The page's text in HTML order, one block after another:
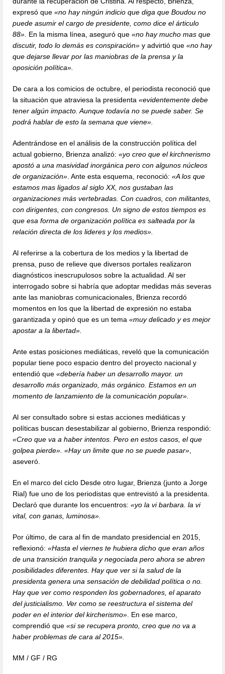
expresó que«no hay ningún indicio que diga que Boudou no
puede asumir el cargo de presidente, como dice el árticulo
88» . En la misma línea, aseguró que «no hay mucho mas que
discutir, todo lo demás es conspiración» y advirtió que «no hay
que dejarse llevar por las maniobras de la prensa y la
oposición política».
De cara a los comicios de octubre, el periodista reconoció que
la situación que atraviesa la presidenta«evidentemente debe
tener algún impacto. Aunque todavía no se puede saber. Se
podrá hablar de esto la semana que viene».
Adentrándose en el análisis de la construcción política del
actual gobierno, Brienza analizó: «yo creo que el kirchnerismo
apostó a una masividad inorgánica pero con algunos núcleos
de organización» . Ante esta esquema, reconoció: «A los que
estamos mas ligados al siglo XX, nos gustaban las
organizaciones más vertebradas. Con cuadros, con militantes,
con dirigentes, con congresos. Un signo de estos tiempos es
que esa forma de organización política es salteada por la
relación directa de los lideres y los medios».
Al referirse a la cobertura de los medios y la libertad de
prensa, puso de relieve que diversos portales realizaron
diagnósticos inescrupulosos sobre la actualidad. Al ser
interrogado sobre si habría que adoptar medidas más severas
ante las maniobras comunicacionales, Brienza recordó
momentos en los que la libertad de expresión no estaba
garantizada y opinó que es un tema«muy delicado y es mejor
apostar a la libertad».
Ante estas posiciones mediáticas, reveló que la comunicación
popular tiene poco espacio dentro del proyecto nacional y
entendió que «debería haber un desarrollo mayor. un
desarrollo más organizado, más orgánico. Estamos en un
momento de lanzamiento de la comunicación popular».
Al ser consultado sobre si estas acciones mediáticas y
políticas buscan desestabilizar al gobierno, Brienza respondió:
«Creo que va a haber intentos. Pero en estos casos, el que
golpea pierde». «Hay un limite que no se puede pasar»
aseveró.
En el marco del ciclo Desde otro lugar, Brienza (junto a Jorge
Rial) fue uno de los periodistas que entrevistó a la presidenta.
Declaró que durante los encuentros: «yo la vi barbara. la vi
vital, con ganas, luminosa».
Por último, de cara al fin de mandato presidencial en 2015,
reflexionó: «Hasta el viernes te hubiera dicho que eran años
de una transición tranquila y negociada pero ahora se abren
posibilidades diferentes. Hay que ver si la salud de la
presidenta genera una sensación de debilidad política o no.
Hay que ver como responden los gobernadores, el aparato
del justicialismo. Ver como se reestructura el sistema del
poder en el interior del kircherismo» . En ese marco,
comprendió que«si se recupera pronto, creo que no va a
haber problemas de cara al 2015».
MM / GF / RG